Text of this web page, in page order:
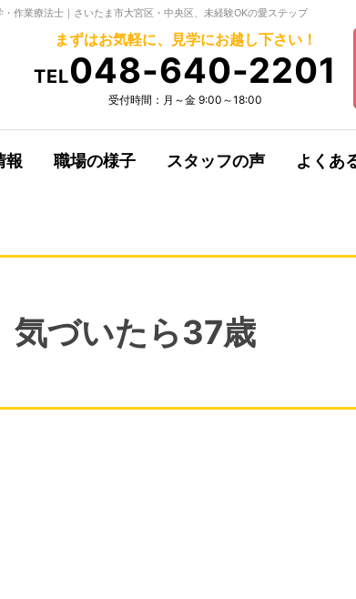
作業療法士｜さいたま市大宮区・中央区、未経験OKの愛ステップ
まずはお気軽に、見学にお越し下さい！
TEL048-640-2201
受付時間：月～金 9:00～18:00
報 職場の様子 スタッフの声 よくあ
気づいたら37歳